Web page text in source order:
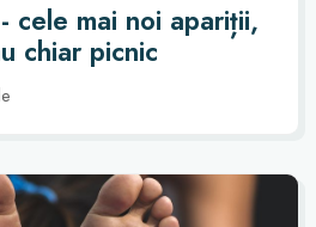
cele mai noi apariții,
chiar picnic